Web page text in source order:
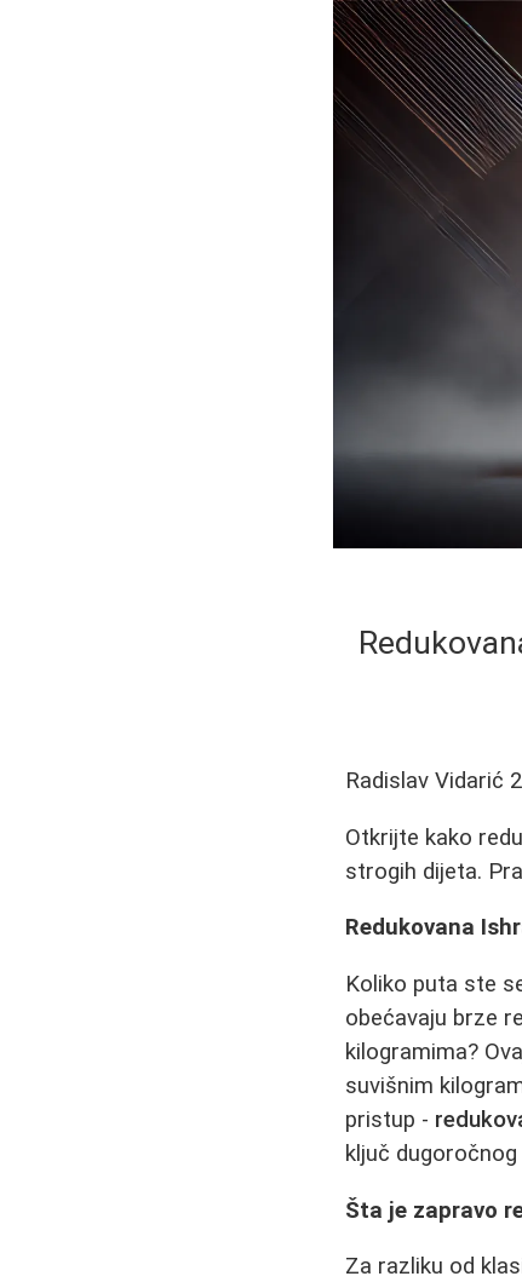
Radislav Vidarić
Otkrijte kako
strogih dijeta.
Redukovana
Koliko puta ste
obećavaju brze
kilogramima?
suvišnim
pristup -
ključ dugoročnog
Šta je zapravo
Za razliku od